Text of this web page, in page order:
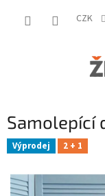
CZK
Samolepící
Výprodej 2 + 1